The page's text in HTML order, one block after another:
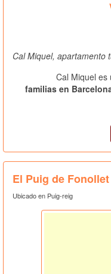
Cal Miquel, apartamento
Cal Miquel es
familias en
El Puig de Fonollet
Ubicado en Puig-reig